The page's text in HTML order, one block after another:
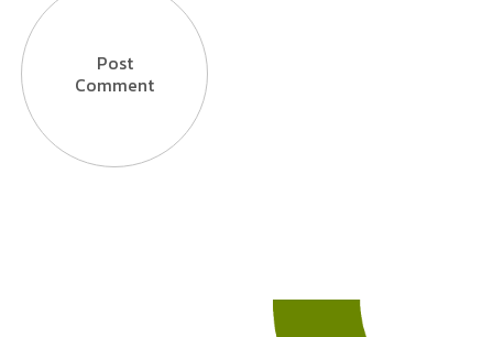
Post
Comment